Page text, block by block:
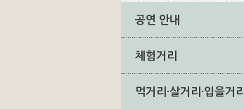
공연 안내
체험거리
먹거리·살거리·입을거리